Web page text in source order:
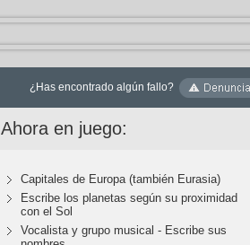
¿Has encontrado algún fallo?
Ahora en juego:
Capitales de Europa (también Eurasia)
Escribe los planetas según su proximidad
con el Sol
Vocalista y grupo musical - Escribe sus